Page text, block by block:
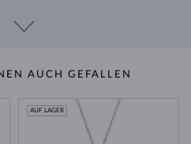
AUCH GEFALLEN
AUF LAGER